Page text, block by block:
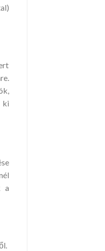
ki
a